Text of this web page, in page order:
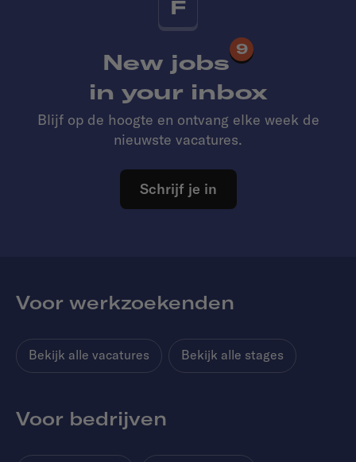
F
New jobs
9
in your inbox
Blijf op de hoogte en ontvang elke week de
nieuwste vacatures.
Schrijf je in
Voor werkzoekenden
Bekijk alle vacatures Bekijk alle stages
Voor bedrijven